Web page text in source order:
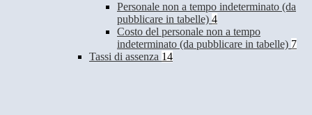
Personale non a tempo indeterminato (da
pubblicare in tabelle) 4
Costo del personale non a tempo
indeterminato (da pubblicare in tabelle) 7
Tassi di assenza 14